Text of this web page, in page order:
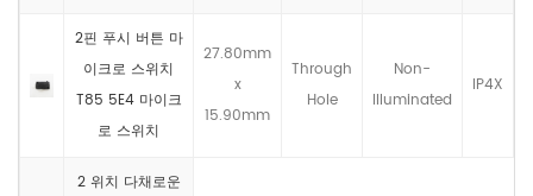
2핀 푸시 버튼 마
이크로 스위치
T85 5E4 마이크
로 스위치
27.80mm
x
15.90mm
Through
Hole
Non-
llluminated
IP4X
2 위치 다채로운